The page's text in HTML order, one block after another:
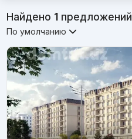
Найдено 1предложений
По умолчанию